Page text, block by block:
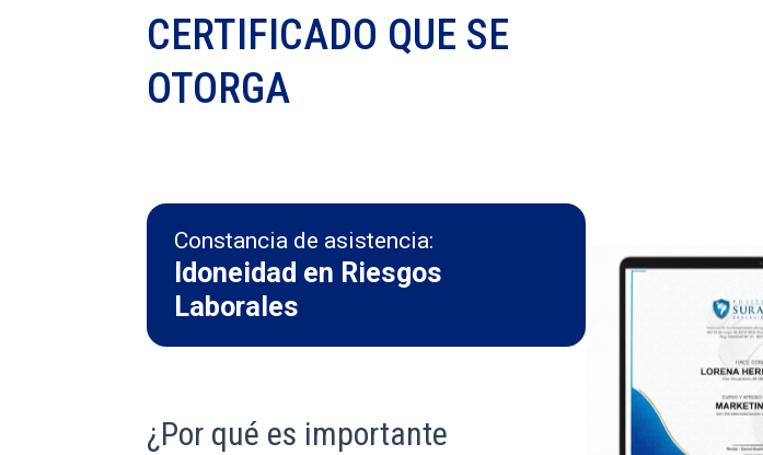
CERTIFICADO QUE SE
OTORGA
Constancia de asistencia:
Idoneidad en Riesgos
Laborales
¿Por qué es importante